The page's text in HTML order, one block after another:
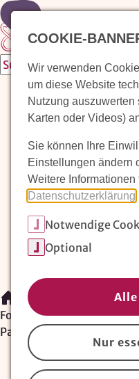
Arbeit im
Unser
Magazin:
Arbeit im
Fortbildungen für
Partizipation
COOKIE-
Wir verwenden
um diese Website
Nutzung
Karten oder Videos)
Sie können Ihre
Einstellungen ändern
Weitere
Datenschutzerklärung
Notwendige
Optional
Nur